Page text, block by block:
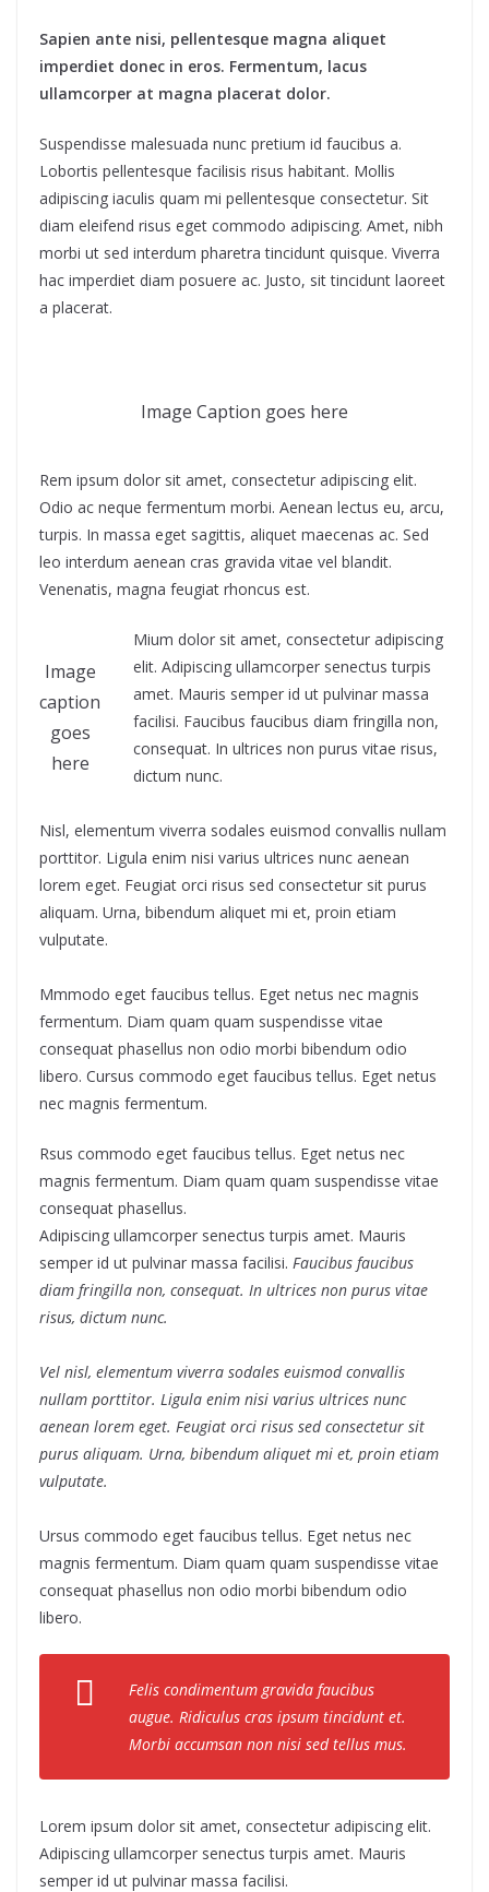
Sapien ante nisi, pellentesque magna aliquet
imperdiet donec in eros. Fermentum, lacus
ullamcorper at magna placerat dolor.
Suspendisse malesuada nunc pretium id faucibus a.
Lobortis pellentesque facilisis risus habitant. Mollis
adipiscing iaculis quam mi pellentesque consectetur. Sit
diam eleifend risus eget commodo adipiscing. Amet, nibh
morbi ut sed interdum pharetra tincidunt quisque. Viverra
hac imperdiet diam posuere ac. Justo, sit tincidunt laoreet
a placerat.
Image Caption goes here
Rem ipsum dolor sit amet, consectetur adipiscing elit.
Odio ac neque fermentum morbi. Aenean lectus eu, arcu,
turpis. In massa eget sagittis, aliquet maecenas ac. Sed
leo interdum aenean cras gravida vitae vel blandit.
Venenatis, magna feugiat rhoncus est.
Image
caption
goes
here
Mium dolor sit amet, consectetur adipiscing
elit. Adipiscing ullamcorper senectus turpis
amet. Mauris semper id ut pulvinar massa
facilisi. Faucibus faucibus diam fringilla non,
consequat. In ultrices non purus vitae risus,
dictum nunc.
Nisl, elementum viverra sodales euismod convallis nullam
porttitor. Ligula enim nisi varius ultrices nunc aenean
lorem eget. Feugiat orci risus sed consectetur sit purus
aliquam. Urna, bibendum aliquet mi et, proin etiam
vulputate.
Mmmodo eget faucibus tellus. Eget netus nec magnis
fermentum. Diam quam quam suspendisse vitae
consequat phasellus non odio morbi bibendum odio
libero. Cursus commodo eget faucibus tellus. Eget netus
nec magnis fermentum.
Rsus commodo eget faucibus tellus. Eget netus nec
magnis fermentum. Diam quam quam suspendisse vitae
consequat phasellus.
Adipiscing ullamcorper senectus turpis amet. Mauris
semper id ut pulvinar massa facilisi. Faucibus faucibus
diam fringilla non, consequat. In ultrices non purus vitae
risus, dictum nunc.
Vel nisl, elementum viverra sodales euismod convallis
nullam porttitor. Ligula enim nisi varius ultrices nunc
aenean lorem eget. Feugiat orci risus sed consectetur sit
purus aliquam. Urna, bibendum aliquet mi et, proin etiam
vulputate.
Ursus commodo eget faucibus tellus. Eget netus nec
magnis fermentum. Diam quam quam suspendisse vitae
consequat phasellus non odio morbi bibendum odio
libero.
Felis condimentum gravida faucibus
augue. Ridiculus cras ipsum tincidunt et.
Morbi accumsan non nisi sed tellus mus.
Lorem ipsum dolor sit amet, consectetur adipiscing elit.
Adipiscing ullamcorper senectus turpis amet. Mauris
semper id ut pulvinar massa facilisi.